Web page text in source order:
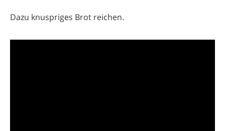
Dazu knuspriges Brot reichen.